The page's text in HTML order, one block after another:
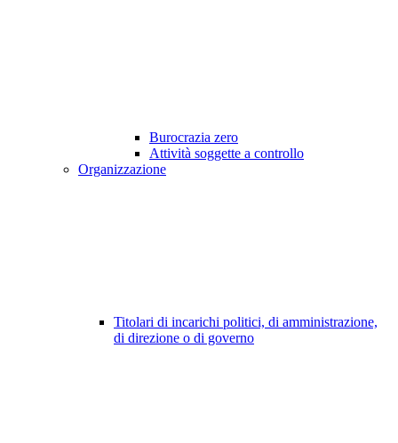
Burocrazia zero
Attività soggette a controllo
Organizzazione
Titolari di incarichi politici, di amministrazione,
di direzione o di governo